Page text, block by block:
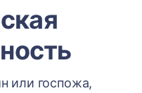
или госпожа,